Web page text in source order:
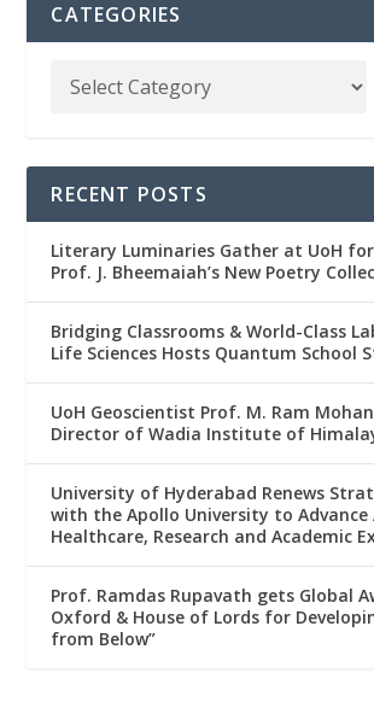
CATEGORIES
RECENT POSTS
Literary Luminaries Gather at UoH
Prof. J. Bheemaiah’s New Poetry
Bridging Classrooms & World-Class
Life Sciences Hosts Quantum School
UoH Geoscientist Prof. M. Ram
Director of Wadia Institute of
University of Hyderabad Renews
with the Apollo University to Advance
Healthcare, Research and Academic
Prof. Ramdas Rupavath gets Global
Oxford & House of Lords for
from Below”